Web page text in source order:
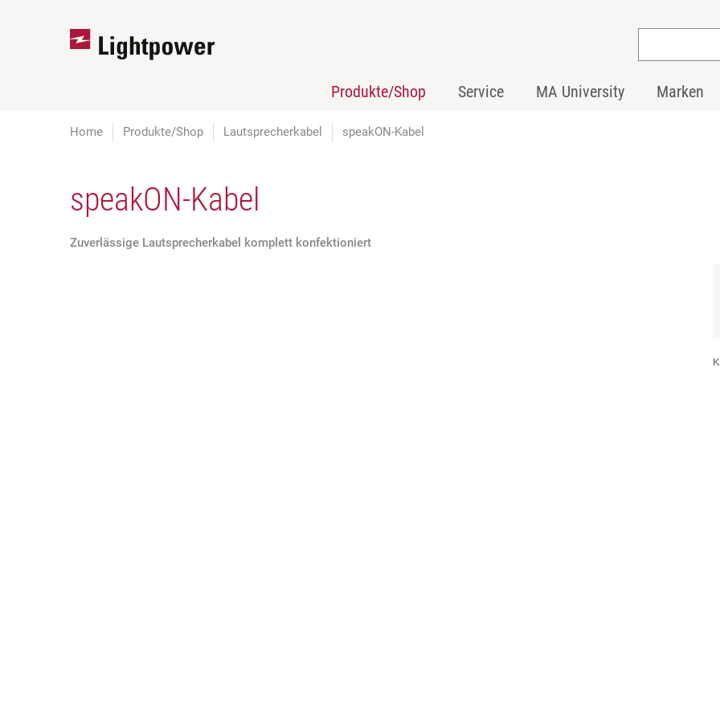
Produkte/Shop Service MA University Marken
Home Produkte/Shop Lautsprecherkabel speakON-Kabel
speakON-Kabel
Zuverlässige Lautsprecherkabel komplett konfektioniert